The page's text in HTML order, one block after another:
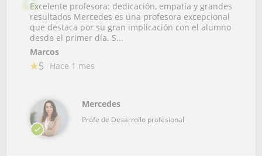
Excelente profesora: dedicación, empatía y grandes
resultados Mercedes es una profesora excepcional
que destaca por su gran implicación con el alumno
desde el primer día. S...
Marcos
5 Hace 1 mes
Mercedes
Profe de Desarrollo profesional